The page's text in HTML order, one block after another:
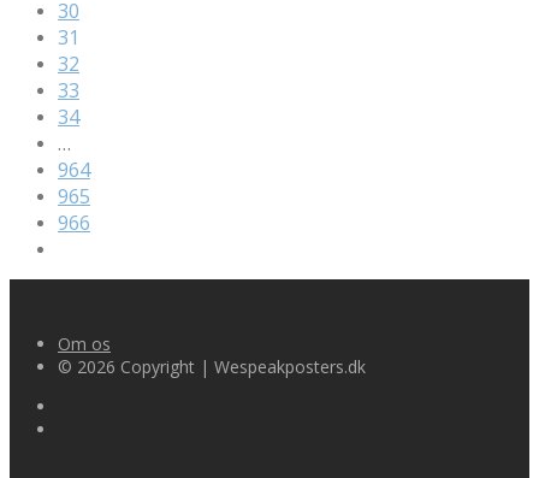
30
31
32
33
34
…
964
965
966
Om os
© 2026 Copyright | Wespeakposters.dk